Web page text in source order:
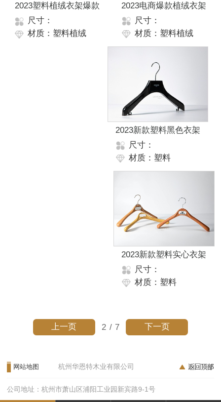
2023塑料植绒衣架爆款
尺寸：
材质：塑料植绒
2023电商爆款植绒衣架
尺寸：
材质：塑料植绒
2023新款塑料黑色衣架
尺寸：
材质：塑料
2023新款塑料实心衣架
尺寸：
材质：塑料
2 / 7
上一页 下一页
网站地图 杭州华恩特木业有限公司
公司地址：杭州市萧山区浦阳工业园新宾路9-1号